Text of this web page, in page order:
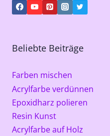
Beliebte Beiträge
Farben mischen
Acrylfarbe verdünnen
Epoxidharz polieren
Resin Kunst
Acrylfarbe auf Holz